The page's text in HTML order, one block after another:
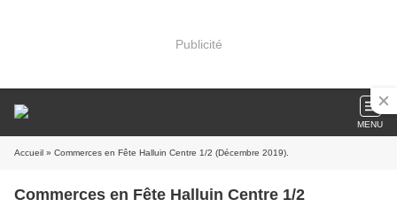
Publicité
MENU
Accueil » Commerces en Fête Halluin Centre 1/2 (Décembre 2019).
Commerces en Fête Halluin Centre 1/2